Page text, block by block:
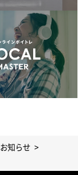
お知らせ